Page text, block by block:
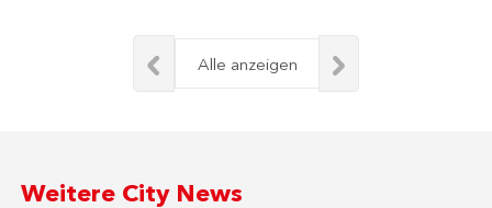
Alle anzeigen
Weitere City News